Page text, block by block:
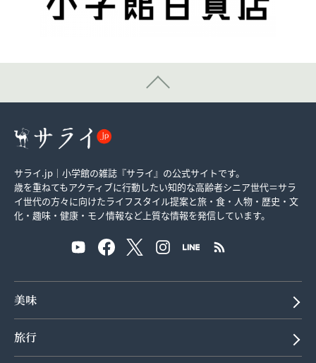
サライ.jp｜小学館の雑誌『サライ』の公式サイトです。
歳を重ねてもアクティブに行動したい知的な高齢者シニア世代＝サラ
イ世代の方々に向けたライフスタイル提案と旅・食・人物・歴史・文
化・趣味・健康・モノ情報など上質な情報を発信しています。
美味
旅行